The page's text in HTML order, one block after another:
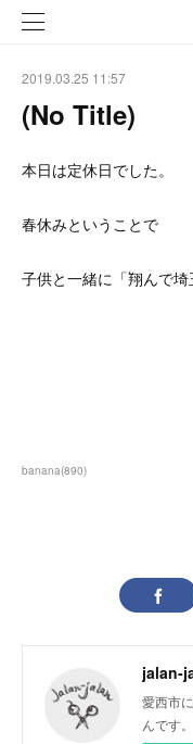
2019.03.25 11:57
(No Title)
本日は定休日でした。
春休みということで
子供と一緒に「翔んで埼
banana(890)
jalan-
愛西市
んです。